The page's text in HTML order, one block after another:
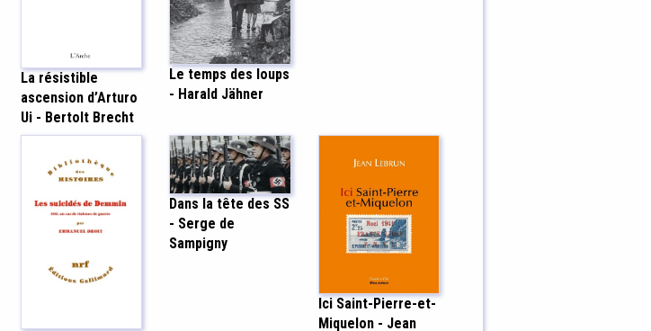
La résistible
ascension d’Arturo
Ui - Bertolt Brecht
Le temps des loups
- Harald Jähner
Dans la tête des SS
- Serge de
Sampigny
Ici Saint-Pierre-et-
Miquelon - Jean